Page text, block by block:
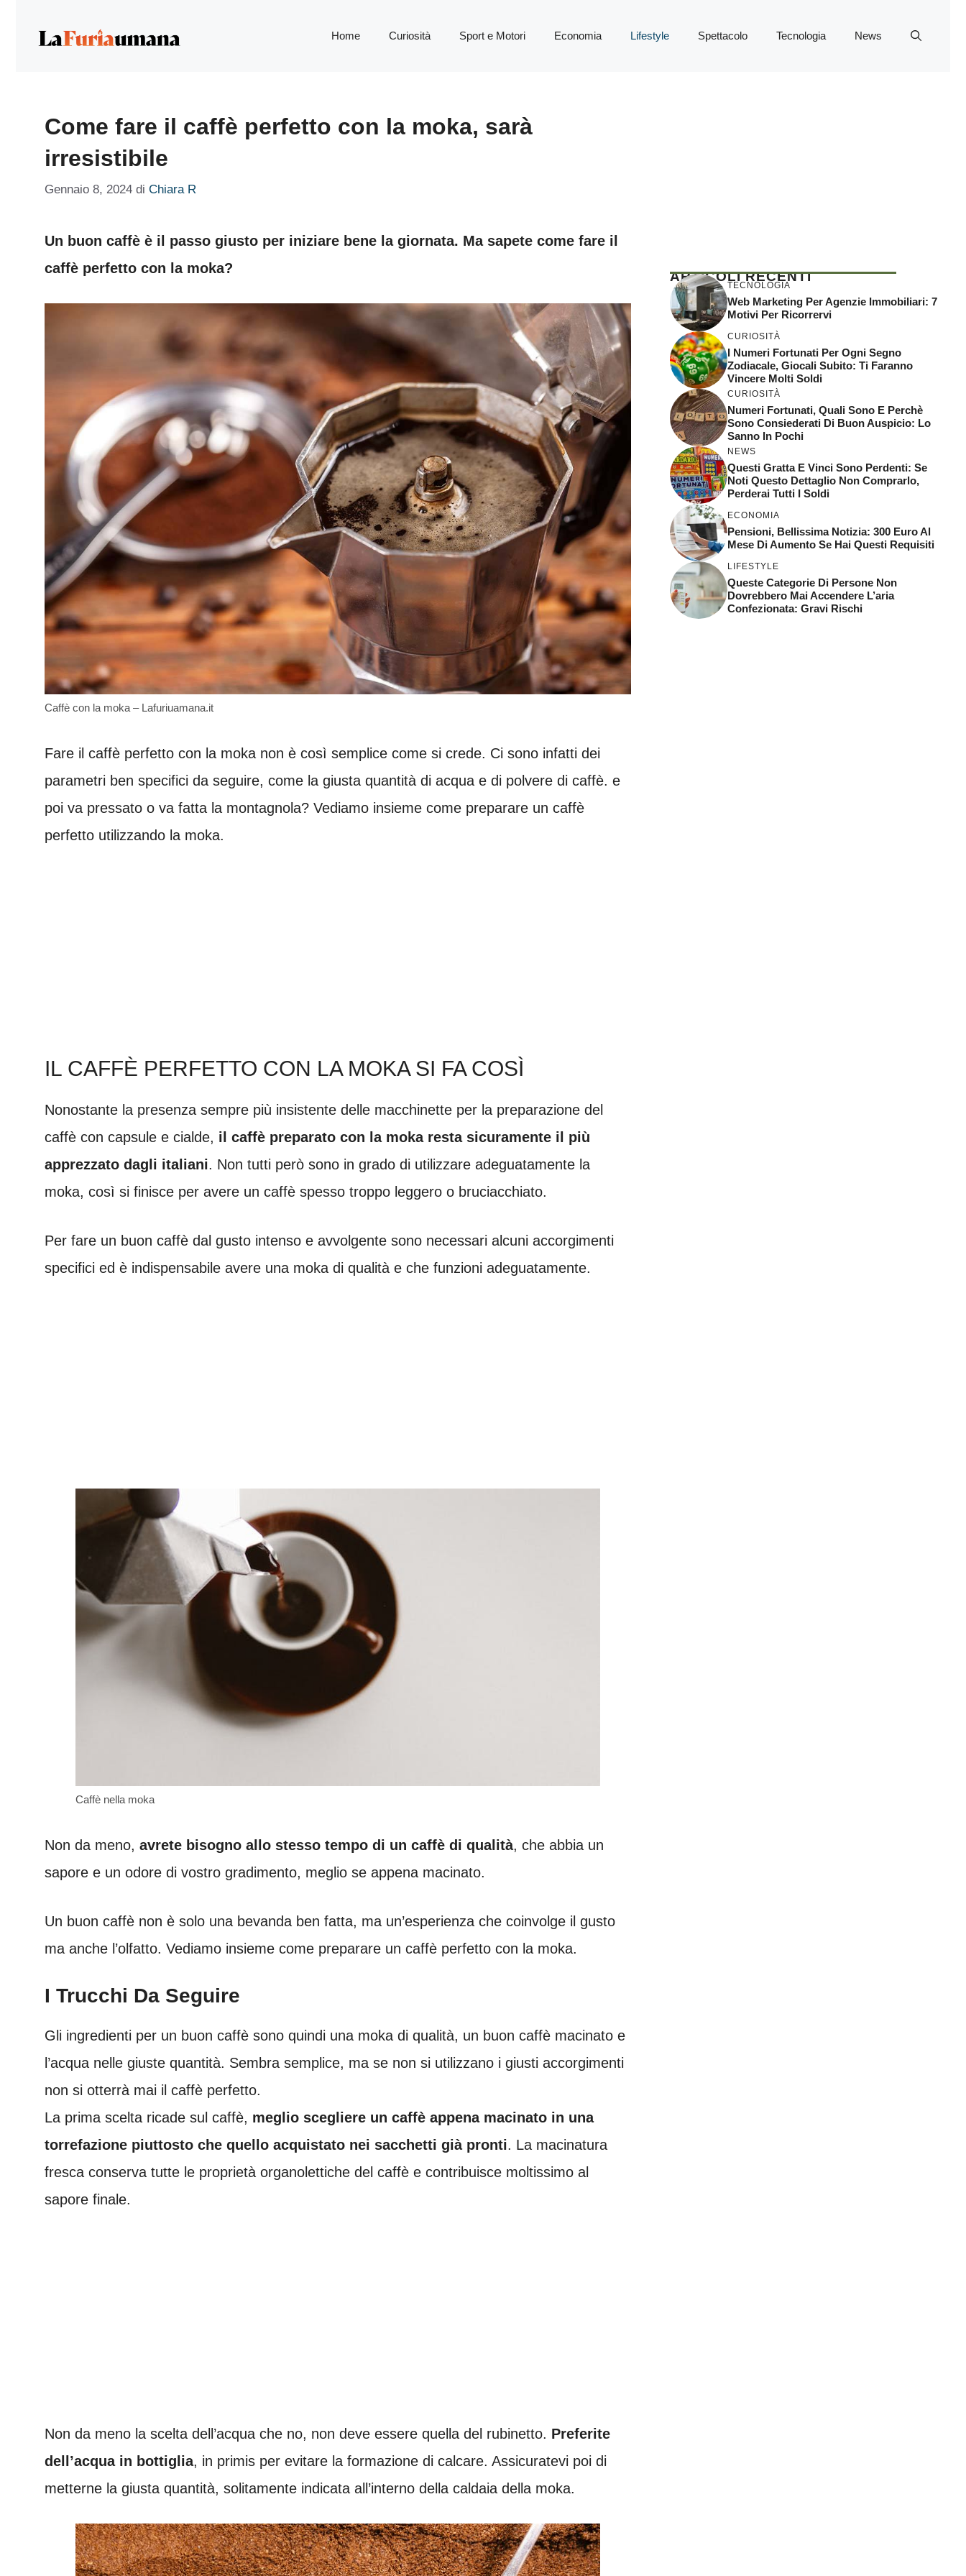
Home Curiosità Sport e Motori Economia Lifestyle Spettacolo Tecnologia News
Come fare il caffè perfetto con la moka, sarà
irresistibile
Gennaio 8, 2024 di Chiara R
Un buon caffè è il passo giusto per iniziare bene la giornata. Ma sapete come fare il
caffè perfetto con la moka?
Caffè con la moka – Lafuriuamana.it
Fare il caffè perfetto con la moka non è così semplice come si crede. Ci sono infatti dei
parametri ben specifici da seguire, come la giusta quantità di acqua e di polvere di caffè. e
poi va pressato o va fatta la montagnola? Vediamo insieme come preparare un caffè
perfetto utilizzando la moka.
IL CAFFÈ PERFETTO CON LA MOKA SI FA COSÌ
Nonostante la presenza sempre più insistente delle macchinette per la preparazione del
caffè con capsule e cialde, il caffè preparato con la moka resta sicuramente il più
apprezzato dagli italiani. Non tutti però sono in grado di utilizzare adeguatamente la
moka, così si finisce per avere un caffè spesso troppo leggero o bruciacchiato.
Per fare un buon caffè dal gusto intenso e avvolgente sono necessari alcuni accorgimenti
specifici ed è indispensabile avere una moka di qualità e che funzioni adeguatamente.
Caffè nella moka
Non da meno, avrete bisogno allo stesso tempo di un caffè di qualità, che abbia un
sapore e un odore di vostro gradimento, meglio se appena macinato.
Un buon caffè non è solo una bevanda ben fatta, ma un’esperienza che coinvolge il gusto
ma anche l’olfatto. Vediamo insieme come preparare un caffè perfetto con la moka.
I Trucchi Da Seguire
Gli ingredienti per un buon caffè sono quindi una moka di qualità, un buon caffè macinato e
l’acqua nelle giuste quantità. Sembra semplice, ma se non si utilizzano i giusti accorgimenti
non si otterrà mai il caffè perfetto.
La prima scelta ricade sul caffè, meglio scegliere un caffè appena macinato in una
torrefazione piuttosto che quello acquistato nei sacchetti già pronti. La macinatura
fresca conserva tutte le proprietà organolettiche del caffè e contribuisce moltissimo al
sapore finale.
Non da meno la scelta dell’acqua che no, non deve essere quella del rubinetto. Preferite
dell’acqua in bottiglia, in primis per evitare la formazione di calcare. Assicuratevi poi di
metterne la giusta quantità, solitamente indicata all’interno della caldaia della moka.
ARTICOLI RECENTI
TECNOLOGIA
Web Marketing Per Agenzie Immobiliari: 7
Motivi Per Ricorrervi
CURIOSITÀ
I Numeri Fortunati Per Ogni Segno
Zodiacale, Giocali Subito: Ti Faranno
Vincere Molti Soldi
CURIOSITÀ
Numeri Fortunati, Quali Sono E Perchè
Sono Consiederati Di Buon Auspicio: Lo
Sanno In Pochi
NEWS
Questi Gratta E Vinci Sono Perdenti: Se
Noti Questo Dettaglio Non Comprarlo,
Perderai Tutti I Soldi
ECONOMIA
Pensioni, Bellissima Notizia: 300 Euro Al
Mese Di Aumento Se Hai Questi Requisiti
LIFESTYLE
Queste Categorie Di Persone Non
Dovrebbero Mai Accendere L’aria
Confezionata: Gravi Rischi